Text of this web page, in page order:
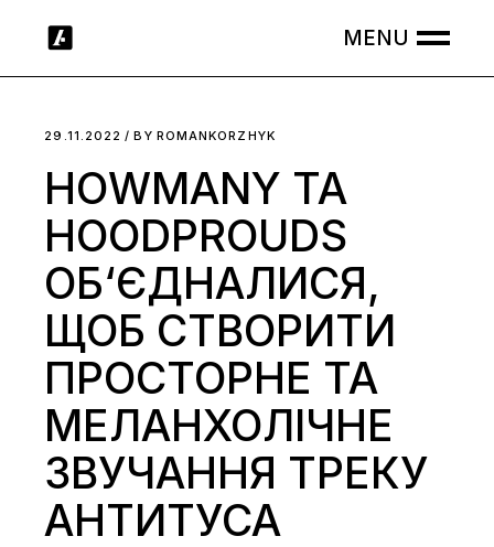
29.11.2022 BY ROMANKORZHYK
HOWMANY ТА
HOODPROUDS
ОБ‘ЄДНАЛИСЯ,
ЩОБ СТВОРИТИ
ПРОСТОРНЕ ТА
МЕЛАНХОЛІЧНЕ
ЗВУЧАННЯ ТРЕКУ
АНТИТУСА